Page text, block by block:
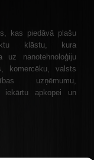
kas piedāvā plašu
klāstu, kura
uz nanotehnoloģiju
komercēku, valsts
uzņēmumu,
apkopei un